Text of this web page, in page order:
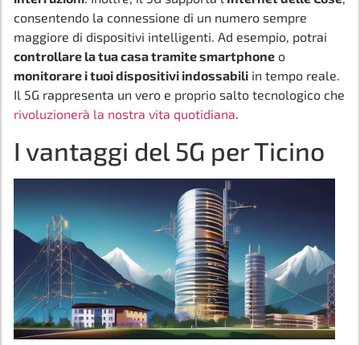
consentendo la connessione di un numero sempre
maggiore di dispositivi intelligenti. Ad esempio, potrai
controllare la tua casa tramite smartphone o
monitorare i tuoi dispositivi indossabili in tempo reale.
Il 5G rappresenta un vero e proprio salto tecnologico che
rivoluzionerà la nostra vita quotidiana.
I vantaggi del 5G per Ticino